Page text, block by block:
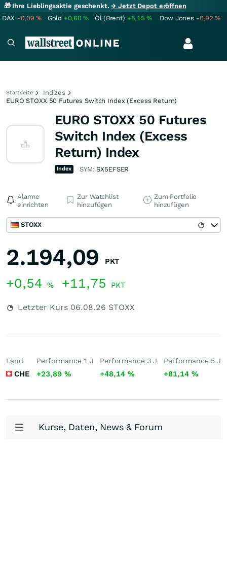
🎁 Ihre Lieblingsaktie geschenkt.→ Jetzt Depot eröffnen
DAX -0,09% Gold +0,60% Öl (Brent) +5,15% Dow Jones -0,92%
Startseite
Indizes
EURO STOXX 50 Futures Switch Index (Excess Return)
EURO STOXX 50 Futures
Switch Index (Excess
Return) Index
Index SYM:SX5EFSER
Alarme
einrichten
Zur Watchlist
hinzufügen
Zum Portfolio
hinzufügen
STOXX
2.194,09 PKT
+0,54 % +11,75 PKT
Letzter Kurs 06.08.26 STOXX
Land
CHE
Performance 1 J
+23,89 %
Performance 3 J
+48,14%
Performance 5 J
+81,14 %
Kurse, Daten, News & Forum